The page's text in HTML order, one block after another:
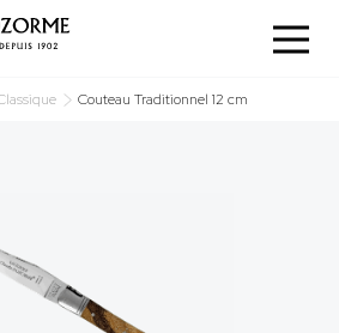
Couteau Traditionnel 12 cm
cookies